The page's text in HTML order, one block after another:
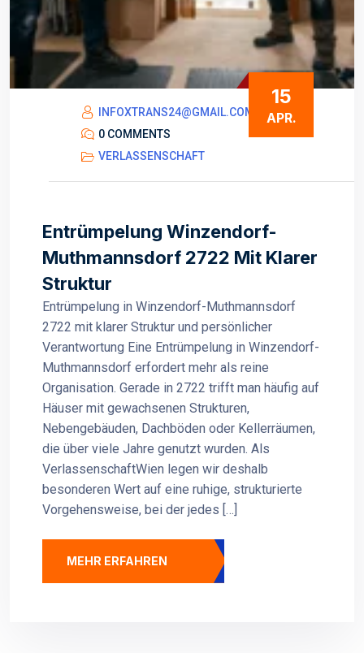
15
APR.
INFOXTRANS24@GMAIL.COM
0 COMMENTS
VERLASSENSCHAFT
Entrümpelung Winzendorf-
Muthmannsdorf 2722 Mit Klarer
Struktur
Entrümpelung in Winzendorf-Muthmannsdorf
2722 mit klarer Struktur und persönlicher
Verantwortung Eine Entrümpelung in Winzendorf-
Muthmannsdorf erfordert mehr als reine
Organisation. Gerade in 2722 trifft man häufig auf
Häuser mit gewachsenen Strukturen,
Nebengebäuden, Dachböden oder Kellerräumen,
die über viele Jahre genutzt wurden. Als
VerlassenschaftWien legen wir deshalb
besonderen Wert auf eine ruhige, strukturierte
Vorgehensweise, bei der jedes […]
MEHR ERFAHREN